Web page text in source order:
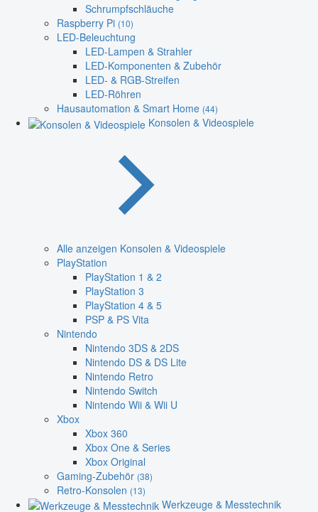
Schrumpfschläuche
Raspberry Pi (10)
LED-Beleuchtung
LED-Lampen & Strahler
LED-Komponenten & Zubehör
LED- & RGB-Streifen
LED-Röhren
Hausautomation & Smart Home (44)
Konsolen & Videospiele
Alle anzeigen Konsolen & Videospiele
PlayStation
PlayStation 1 & 2
PlayStation 3
PlayStation 4 & 5
PSP & PS Vita
Nintendo
Nintendo 3DS & 2DS
Nintendo DS & DS Lite
Nintendo Retro
Nintendo Switch
Nintendo Wii & Wii U
Xbox
Xbox 360
Xbox One & Series
Xbox Original
Gaming-Zubehör (38)
Retro-Konsolen (13)
Werkzeuge & Messtechnik